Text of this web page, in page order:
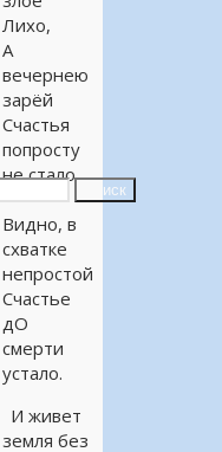
Поиск
Лихо,
А
вечернею
зарёй
Счастья
попросту
не стало
—
Видно, в
схватке
непростой
Счастье
дО
смерти
устало.
И живет
земля без